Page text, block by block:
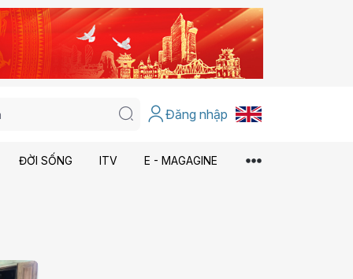
Đăng nhập
ĐỜI SỐNG ITV E - MAGAGINE